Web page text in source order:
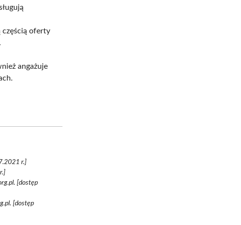
częścią oferty
angażuje
r.]
[dostęp
[dostęp